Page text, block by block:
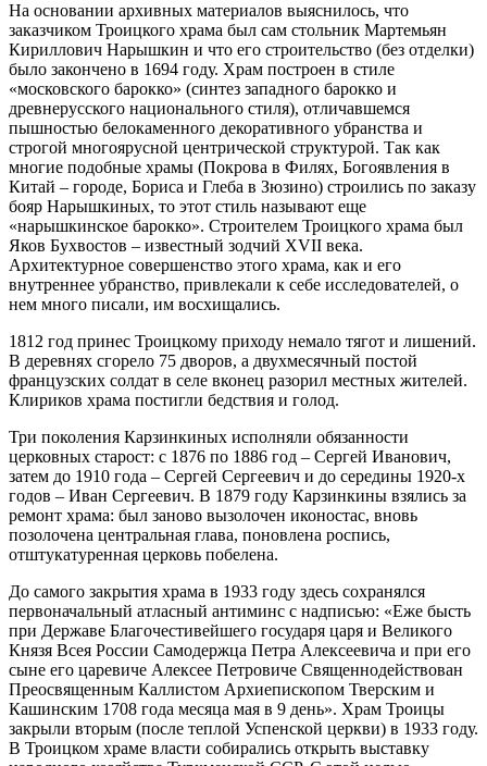
На основании архивных материалов выяснилось, что
заказчиком Троицкого храма был сам стольник Мартемьян
Кириллович Нарышкин и что его строительство (без отделки)
было закончено в 1694 году. Храм построен в стиле
«московского барокко» (синтез западного барокко и
древнерусского национального стиля), отличавшемся
пышностью белокаменного декоративного убранства и
строгой многоярусной центрической структурой. Так как
многие подобные храмы (Покрова в Филях, Богоявления в
Китай – городе, Бориса и Глеба в Зюзино) строились по заказу
бояр Нарышкиных, то этот стиль называют еще
«нарышкинское барокко». Строителем Троицкого храма был
Яков Бухвостов – известный зодчий XVII века.
Архитектурное совершенство этого храма, как и его
внутреннее убранство, привлекали к себе исследователей, о
нем много писали, им восхищались.
1812 год принес Троицкому приходу немало тягот и лишений.
В деревнях сгорело 75 дворов, а двухмесячный постой
французских солдат в селе вконец разорил местных жителей.
Клириков храма постигли бедствия и голод.
Три поколения Карзинкиных исполняли обязанности
церковных старост: с 1876 по 1886 год – Сергей Иванович,
затем до 1910 года – Сергей Сергеевич и до середины 1920-х
годов – Иван Сергеевич. В 1879 году Карзинкины взялись за
ремонт храма: был заново вызолочен иконостас, вновь
позолочена центральная глава, поновлена роспись,
отштукатуренная церковь побелена.
До самого закрытия храма в 1933 году здесь сохранялся
первоначальный атласный антиминс с надписью: «Еже бысть
при Державе Благочестивейшего государя царя и Великого
Князя Всея России Самодержца Петра Алексеевича и при его
сыне его царевиче Алексее Петровиче Священнодействован
Преосвященным Каллистом Архиепископом Тверским и
Кашинским 1708 года месяца мая в 9 день». Храм Троицы
закрыли вторым (после теплой Успенской церкви) в 1933 году.
В Троицком храме власти собирались открыть выставку